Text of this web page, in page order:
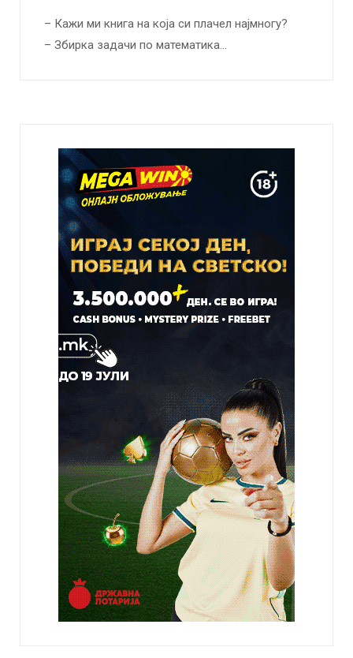
– Кажи ми книга на која си плачел најмногу?
– Збирка задачи по математика…